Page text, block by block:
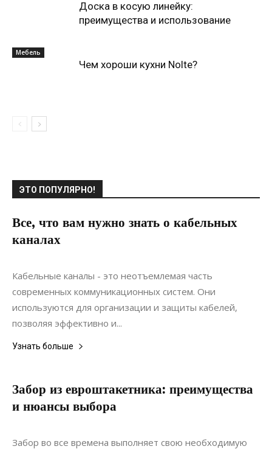
Доска в косую линейку:
преимущества и использование
Мебель
Чем хороши кухни Nolte?
ЭТО ПОПУЛЯРНО!
Все, что вам нужно знать о кабельных
каналах
06.05.2022
Кабельные каналы - это неотъемлемая часть
современных коммуникационных систем. Они
используются для организации и защиты кабелей,
позволяя эффективно и...
Узнать больше
Забор из евроштакетника: преимущества
и нюансы выбора
26.02.2020
Забор во все времена выполняет свою необходимую